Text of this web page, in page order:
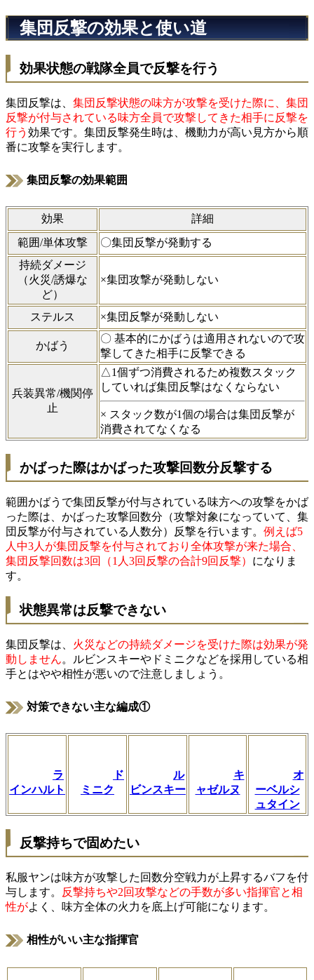
集団反撃の効果と使い道
効果状態の戦隊全員で反撃を行う
集団反撃は、 集団反撃状態の味方が攻撃を受けた際に、集団
反撃が付与されている味方全員で攻撃してきた相手に反撃を
行う 効果です。集団反撃発生時は、機動力が高い見方から順
番に攻撃を実行します。
集団反撃の効果範囲
効果
詳細
範囲/単体攻撃
〇集団反撃が発動する
持続ダメージ
（火災/誘爆な
ど）
×集団攻撃が発動しない
ステルス ×集団反撃が発動しない
かばう
〇 基本的にかばうは適用されないので攻
撃してきた相手に反撃できる
兵装異常/機関停
止
△1個ずつ消費されるため複数スタック
していれば集団反撃はなくならない
× スタック数が1個の場合は集団反撃が
消費されてなくなる
かばった際はかばった攻撃回数分反撃する
範囲かばうで集団反撃が付与されている味方への攻撃をかば
った際は、かばった攻撃回数分（攻撃対象になっていて、集
団反撃が付与されている人数分）反撃を行います。 例えば5
人中3人が集団反撃を付与されており全体攻撃が来た場合、
集団反撃回数は3回（1人3回反撃の合計9回反撃） になりま
す。
状態異常は反撃できない
集団反撃は、 火災などの持続ダメージを受けた際は効果が発
動しません。ルビンスキーやドミニクなどを採用している相
手とはやや相性が悪いので注意しましょう。
対策できない主な編成①
ラ
インハルト
ド
ミニク
ル
ビンスキー
キ
ャゼルヌ
オ
ーベルシ
ュタイン
反撃持ちで固めたい
私服ヤンは味方が攻撃した回数分空戦力が上昇するバフを付
与します。
反撃持ちや2回攻撃などの手数が多い指揮官と相
性がよく、味方全体の火力を底上げ可能になります。
相性がいい主な指揮官